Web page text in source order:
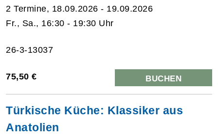
2 Termine, 18.09.2026 - 19.09.2026
Fr., Sa., 16:30 - 19:30 Uhr
26-3-13037
75,50 € BUCHEN
Türkische Küche: Klassiker aus
Anatolien